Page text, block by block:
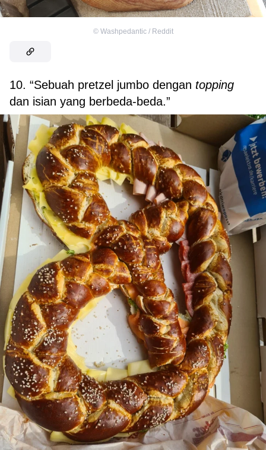
© Washpedantic / Reddit
10. “Sebuah pretzel jumbo dengan topping
dan isian yang berbeda-beda.”